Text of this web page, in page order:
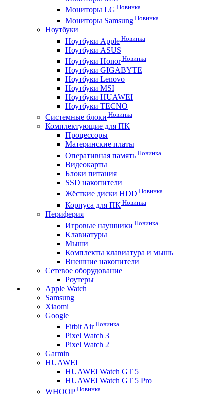
Мониторы LG Новинка
Мониторы Samsung Новинка
Ноутбуки
Ноутбуки Apple Новинка
Ноутбуки ASUS
Ноутбуки HonorНовинка
Ноутбуки GIGABYTE
Ноутбуки Lenovo
Ноутбуки MSI
Ноутбуки HUAWEI
Ноутбуки TECNO
Системные блоки Новинка
Комплектующие для ПК
Процессоры
Материнские платы
Оперативная память Новинка
Видеокарты
Блоки питания
SSD накопители
Жёсткие диски HDD Новинка
Корпуса для ПК Новинка
Периферия
Игровые наушники Новинка
Клавиатуры
Мыши
Комплекты клавиатура и мышь
Внешние накопители
Сетевое оборудование
Роутеры
Apple Watch
Samsung
Xiaomi
Google
Fitbit AirНовинка
Pixel Watch 3
Pixel Watch 2
Garmin
HUAWEI
HUAWEI Watch GT 5
HUAWEI Watch GT 5 Pro
WHOOP Новинка